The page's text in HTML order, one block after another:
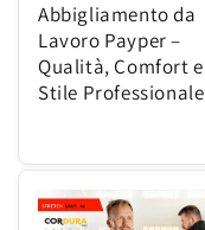
Abbigliamento da
Lavoro Payper –
Qualità, Comfort e
Stile Professionale